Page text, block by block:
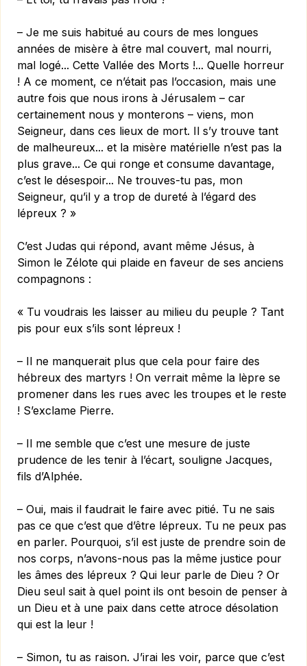
– Je me suis habitué au cours de mes longues
années de misère à être mal couvert, mal nourri,
mal logé... Cette Vallée des Morts !... Quelle horreur
! A ce moment, ce n’était pas l’occasion, mais une
autre fois que nous irons à Jérusalem – car
certainement nous y monterons – viens, mon
Seigneur, dans ces lieux de mort. Il s’y trouve tant
de malheureux... et la misère matérielle n’est pas la
plus grave... Ce qui ronge et consume davantage,
c’est le désespoir... Ne trouves-tu pas, mon
Seigneur, qu’il y a trop de dureté à l’égard des
lépreux ? »
C’est Judas qui répond, avant même Jésus, à
Simon le Zélote qui plaide en faveur de ses anciens
compagnons :
« Tu voudrais les laisser au milieu du peuple ? Tant
pis pour eux s’ils sont lépreux !
– Il ne manquerait plus que cela pour faire des
hébreux des martyrs ! On verrait même la lèpre se
promener dans les rues avec les troupes et le reste
! S’exclame Pierre.
– Il me semble que c’est une mesure de juste
prudence de les tenir à l’écart, souligne Jacques,
fils d’Alphée.
– Oui, mais il faudrait le faire avec pitié. Tu ne sais
pas ce que c’est que d’être lépreux. Tu ne peux pas
en parler. Pourquoi, s’il est juste de prendre soin de
nos corps, n’avons-nous pas la même justice pour
les âmes des lépreux ? Qui leur parle de Dieu ? Or
Dieu seul sait à quel point ils ont besoin de penser à
un Dieu et à une paix dans cette atroce désolation
qui est la leur !
– Simon, tu as raison. J’irai les voir, parce que c’est